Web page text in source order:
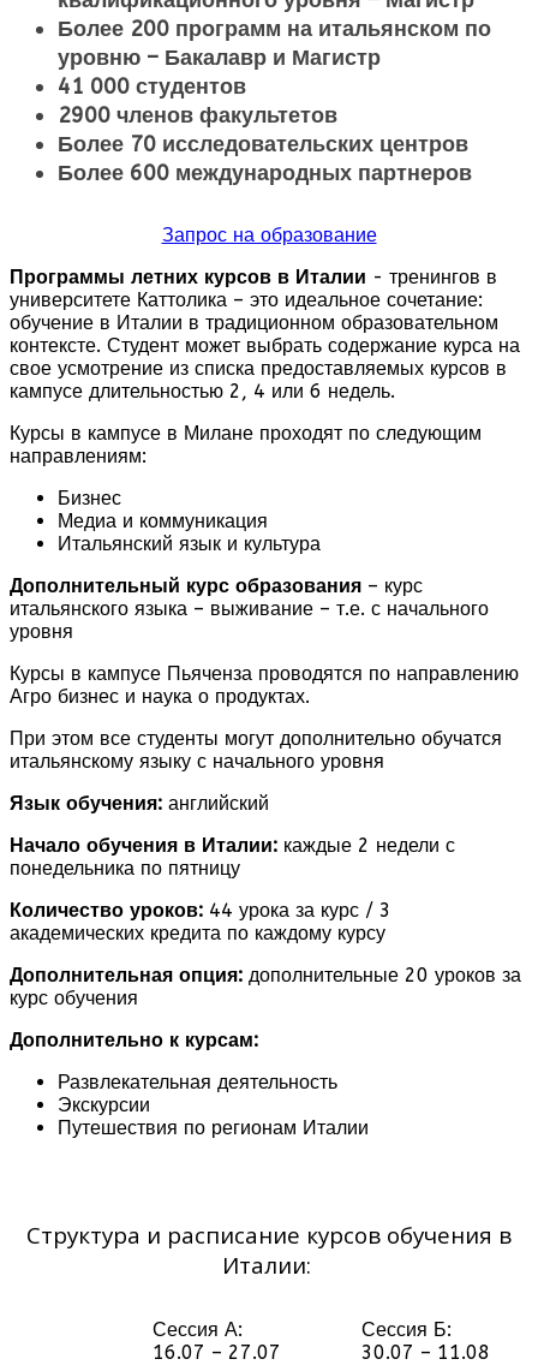
Более 200 программ на итальянском по
уровню – Бакалавр и Магистр
41 000 студентов
2900 членов факультетов
Более 70 исследовательских центров
Более 600 международных партнеров
Запрос на образование
Программы летних курсов в Италии - тренингов в
университете Каттолика – это идеальное сочетание:
обучение в Италии в традиционном образовательном
контексте. Студент может выбрать содержание курса на
свое усмотрение из списка предоставляемых курсов в
кампусе длительностью 2, 4 или 6 недель.
Курсы в кампусе в Милане проходят по следующим
направлениям:
Бизнес
Медиа и коммуникация
Итальянский язык и культура
Дополнительный курс образования – курс
итальянского языка – выживание – т.е. с начального
уровня
Курсы в кампусе Пьяченза проводятся по направлению
Агро бизнес и наука о продуктах.
При этом все студенты могут дополнительно обучатся
итальянскому языку с начального уровня
Язык обучения: английский
Начало обучения в Италии: каждые 2 недели с
понедельника по пятницу
Количество уроков: 44 урока за курс / 3
академических кредита по каждому курсу
Дополнительная опция: дополнительные 20 уроков за
курс обучения
Дополнительно к курсам:
Развлекательная деятельность
Экскурсии
Путешествия по регионам Италии
Структура и расписание курсов обучения в
Италии:
Сессия А:
16.07 – 27.07
Сессия Б:
30.07 – 11.08